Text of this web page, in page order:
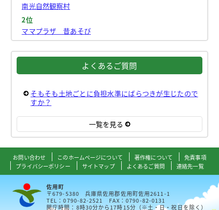
南光自然観察村
2位
ママプラザ 昔あそび
よくあるご質問
そもそも土地ごとに負担水準にばらつきが生じたので
すか？
一覧を見る
お問い合わせ このホームページについて 著作権について
免責事項
プライバシーポリシー
サイトマップ よくあるご質問 連絡先一覧
佐用町
〒679-5380 兵庫県佐用郡佐用町佐用2611-1
TEL：0790-82-2521 FAX：0790-82-0131
開庁時間：8時30分から17時15分（※土・日・祝日を除く）